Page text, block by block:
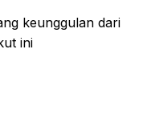
keunggulan dari
ini